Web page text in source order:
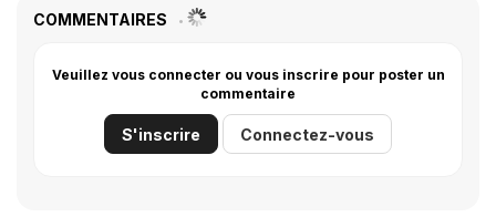
COMMENTAIRES
Veuillez vous connecter ou vous inscrire pour poster un
commentaire
S'inscrire Connectez-vous